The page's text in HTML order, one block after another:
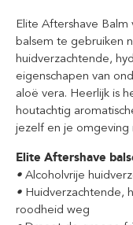
Elite Aftershave Balm
balsem te gebruiken
huidverzachtende,
eigenschapen van
aloë vera. Heerlijk is
houtachtig
jezelf en je omgeving
Elite Aftershave
• Alcoholvrije
• Huidverzachtende,
roodheid weg